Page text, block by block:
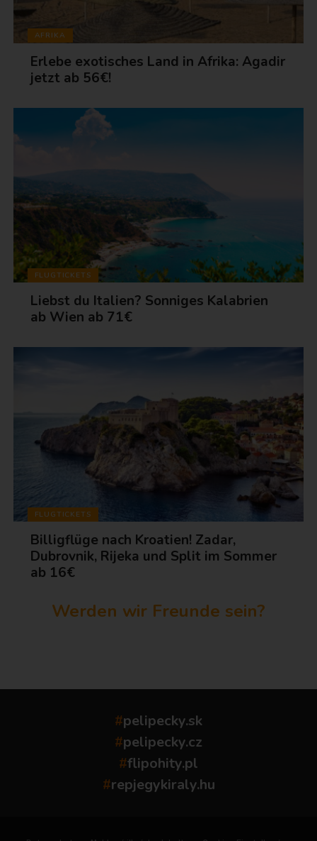
AFRIKA
Erlebe exotisches Land in Afrika: Agadir
jetzt ab 56€!
FLUGTICKETS
Liebst du Italien? Sonniges Kalabrien
ab Wien ab 71€
FLUGTICKETS
Billigflüge nach Kroatien! Zadar,
Dubrovnik, Rijeka und Split im Sommer
ab 16€
Werden wir Freunde sein?
#pelipecky.sk
#pelipecky.cz
#flipohity.pl
#repjegykiraly.hu